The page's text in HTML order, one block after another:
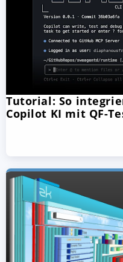
Tutorial: So
Copilot KI mit QF-